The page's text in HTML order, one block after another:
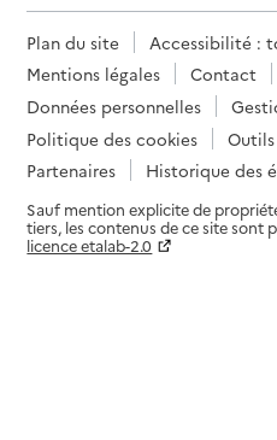
Plan du site
Accessibilité :
Mentions légales
Contact
Données personnelles
Politique des cookies
Partenaires
Historique des
Sauf mention explicite de
tiers, les contenus de ce site sont
licence etalab-2.0